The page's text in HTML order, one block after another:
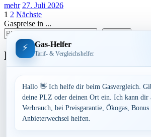
mehr 27. Juli 2026
Seitennummerierung
der
Beiträge
1 2 Nächste
Gaspreise in ...
Bundesland
Bayern
Berlin
Brandenburg
Hamburg
⚡ Gas-Helfer
Tarif- & Vergleichshelfer
Hallo 👋 Ich helfe dir beim Gasvergleich.
deine PLZ oder deinen Ort ein. Ich kann dir
Verbrauch, bei Preisgarantie, Ökogas, Bonus
Anbieterwechsel helfen.